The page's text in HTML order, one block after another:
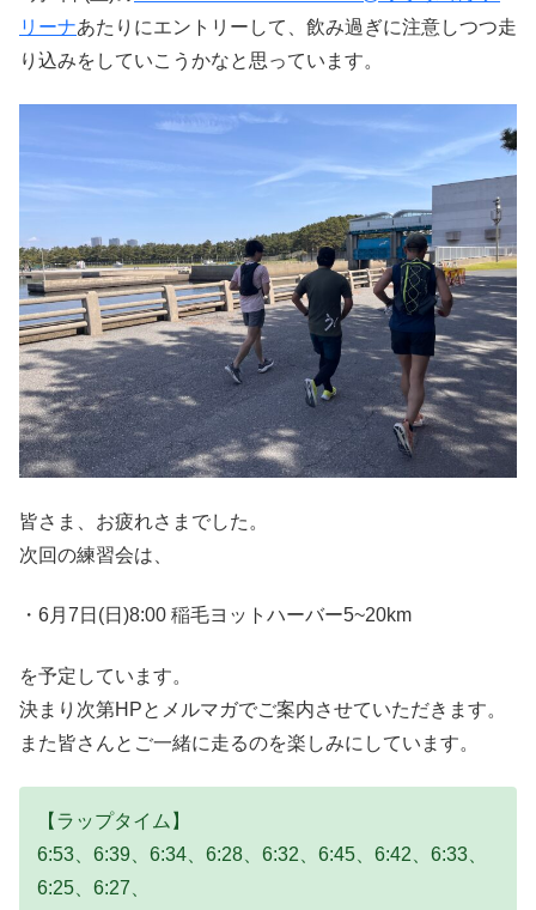
リーナあたりにエントリーして、飲み過ぎに注意しつつ走
り込みをしていこうかなと思っています。
皆さま、お疲れさまでした。
次回の練習会は、
・6月7日(日)8:00 稲毛ヨットハーバー5~20km
を予定しています。
決まり次第HPとメルマガでご案内させていただきます。
また皆さんとご一緒に走るのを楽しみにしています。
【ラップタイム】
6:53、6:39、6:34、6:28、6:32、6:45、6:42、6:33、
6:25、6:27、